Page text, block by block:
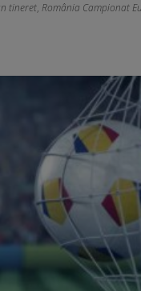
tineret, România Campionat